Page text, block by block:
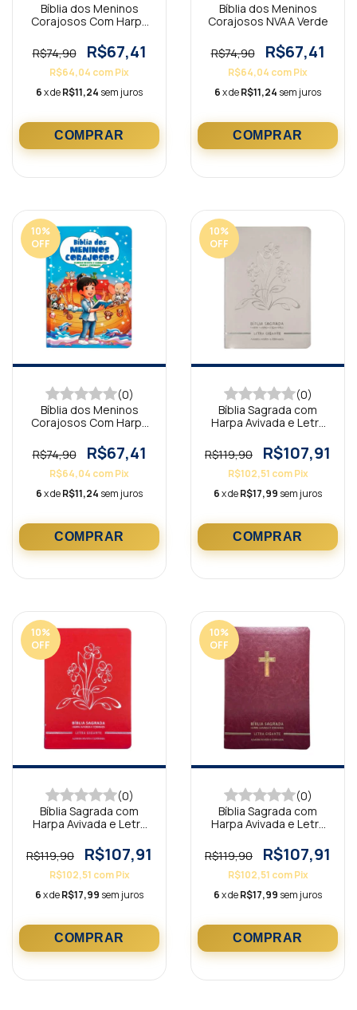
Bíblia dos Meninos
Corajosos Com Harpa
R$74,90
R$67,41
R$64,04 comPix
6x deR$11,24 sem juros
Bíblia dos Meninos
Corajosos NVAA Verde
R$74,90 R$67,41
R$64,04 comPix
6x deR$11,24 sem juros
10%
OFF
(0)
Bíblia dos Meninos
Corajosos Com Harpa
R$74,90
R$67,41
R$64,04 comPix
6x deR$11,24 sem juros
10%
OFF
(0)
Bíblia Sagrada com
Harpa Avivada e Letra
Flores Branca
R$119,90 R$107,91
R$102,51 com Pix
6x deR$17,99 sem juros
10%
OFF
(0)
Bíblia Sagrada com
Harpa Avivada e Letra
Flores Vermelho
R$119,90 R$107,91
R$102,51 com Pix
6x deR$17,99 sem juros
10%
OFF
(0)
Bíblia Sagrada com
Harpa Avivada e Letra
Cruz Bordô
R$119,90 R$107,91
R$102,51 com Pix
6x deR$17,99 sem juros